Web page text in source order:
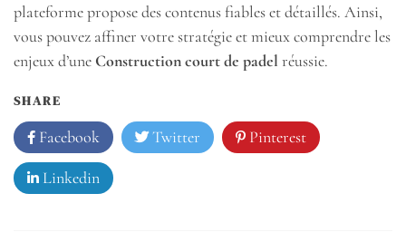
plateforme propose des contenus fiables et détaillés. Ainsi,
vous pouvez affiner votre stratégie et mieux comprendre les
enjeux d’une Construction court de padel réussie.
SHARE
Facebook Twitter Pinterest
Linkedin